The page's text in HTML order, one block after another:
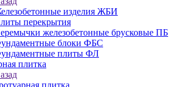
изделия ЖБИ
перекрытия
железобетонные брусковые ПБ
блоки ФБС
плиты ФЛ
плитка
плитка